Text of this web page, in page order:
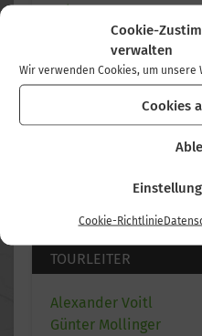
Cookie-
verwalten
Wir verwenden Cookies, um unsere
Cookies
Cookie-Richtlinie
Schwer
KONDITION
TOURLEITER
Alexander Voitl
Günter Mollinger